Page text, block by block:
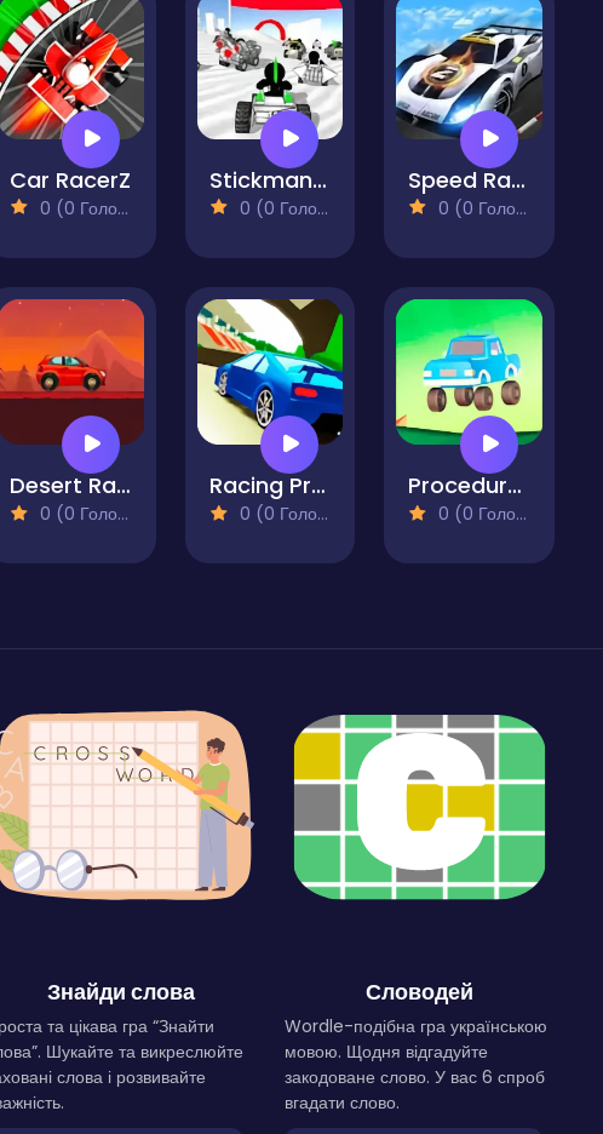
Car RacerZ
0 (0 Голосів)
Stickman Car Racing
0 (0 Голосів)
Speed Racing Ultimate 2
0 (0 Голосів)
Desert Racing
0 (0 Голосів)
Racing Project Kit
0 (0 Голосів)
Procedural Racing
0 (0 Голосів)
Знайди слова
та цікава гра “Знайти
Шукайте та викреслюйте
слова і розвивайте
Словодей
Wordle-подібна гра українською
мовою. Щодня відгадуйте
закодоване слово. У вас 6 спроб
вгадати слово.